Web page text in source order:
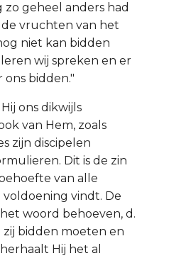
geheel anders had
de vruchten van het
niet kan bidden
wij spreken en er
ons bidden."
ons dikwijls
van Hem, zoals
zijn discipelen
Dit is de zin
van alle
vindt. De
woord behoeven, d.
bidden moeten en
Hij het al